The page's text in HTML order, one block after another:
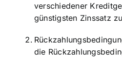
verschiedener
günstigsten Zinssatz
die